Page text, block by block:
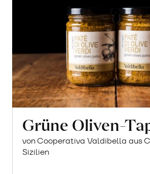
Grüne Oliven-
von Cooperativa Valdibella aus
Sizilien